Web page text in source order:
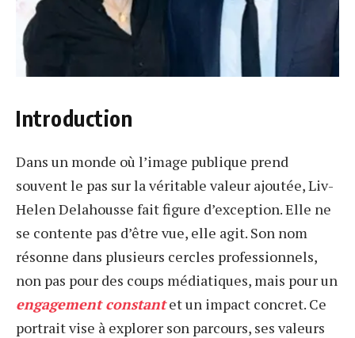
Introduction
Dans un monde où l’image publique prend
souvent le pas sur la véritable valeur ajoutée, Liv-
Helen Delahousse fait figure d’exception. Elle ne
se contente pas d’être vue, elle agit. Son nom
résonne dans plusieurs cercles professionnels,
non pas pour des coups médiatiques, mais pour un
engagement constantet un impact concret. Ce
portrait vise à explorer son parcours, ses valeurs